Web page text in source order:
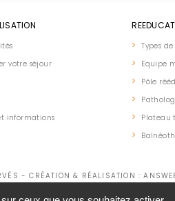
votre séjour
informations
Types
Equipe
Pôle
Plateau
- CRÉATION & RÉALISATION :